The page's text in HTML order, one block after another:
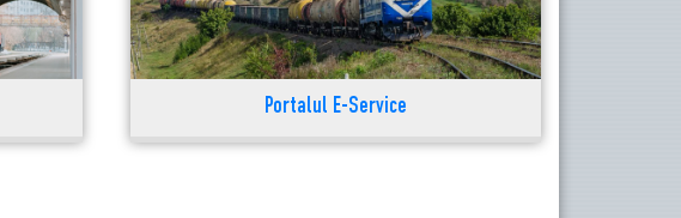
Portalul E-Service